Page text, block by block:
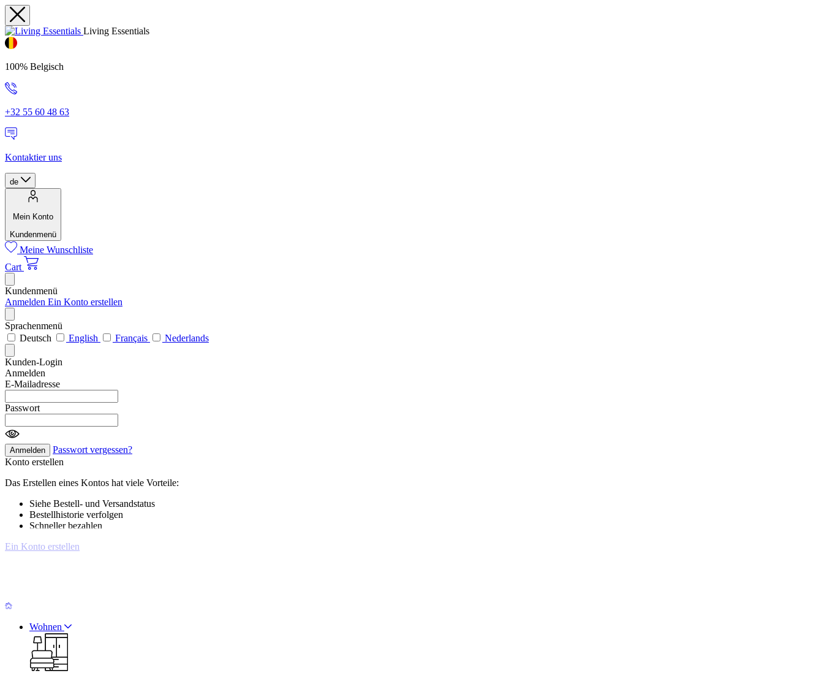
Living Essentials
100% Belgisch
+32 55 60 48 63
Kontaktier uns
de
Mein Konto
Kundenmenü
Meine Wunschliste
Cart
Kundenmenü
Anmelden Ein Konto erstellen
Sprachenmenü
Deutsch
English Français Nederlands
Kunden-Login
Anmelden
E-Mailadresse
Passwort
Anmelden
Passwort vergessen?
Konto erstellen
Das Erstellen eines Kontos hat viele Vorteile:
Siehe Bestell- und Versandstatus
Bestellhistorie verfolgen
Schneller bezahlen
Ein Konto erstellen
Wohnen